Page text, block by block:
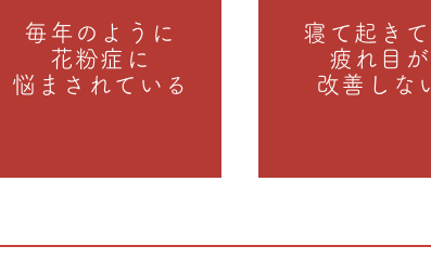
毎年のように
花粉症に
悩まされている
寝て起きて
疲れ目が
改善しな